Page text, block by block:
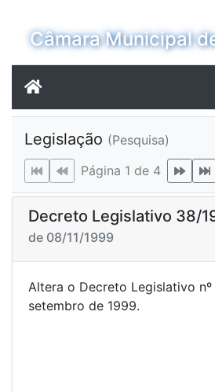
Câmara Municipal
Legislação (Pesquisa)
Página 1 de 4
Decreto Legislativo 38/
de 08/11/1999
Altera o Decreto Legislativo
setembro